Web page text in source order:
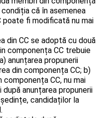
că în asemenea
poate fi modificată nu mai
din CC se adoptă cu două
componența CC trebuie
anunțarea propunerii
din componența CC; b)
CC, nu mai
anunțarea propunerii
candidaților la